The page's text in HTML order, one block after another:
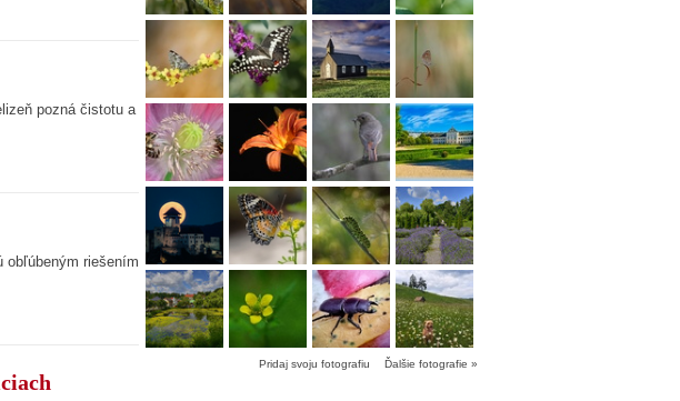
pozná čistotu a
obľúbeným riešením
Pridaj svoju fotografiu Ďalšie fotografie »